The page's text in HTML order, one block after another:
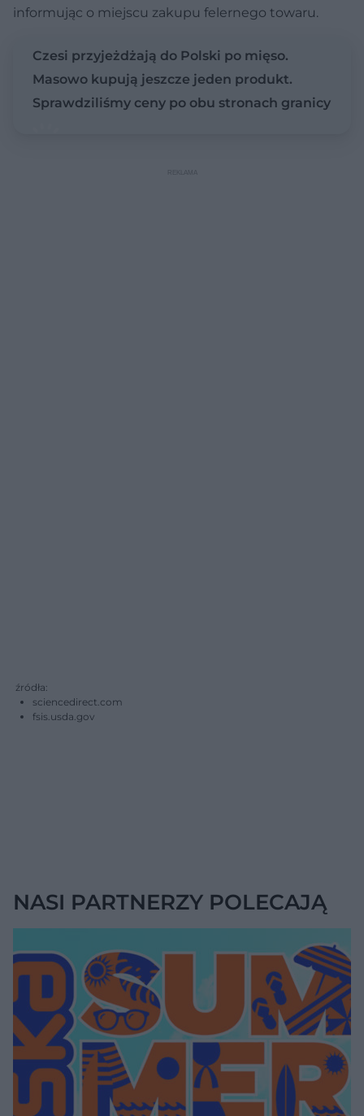
informując o miejscu zakupu felernego towaru.
Czesi przyjeżdżają do Polski po mięso.
Masowo kupują jeszcze jeden produkt.
Sprawdziliśmy ceny po obu stronach granicy
źródła:
sciencedirect.com
fsis.usda.gov
NASI PARTNERZY POLECAJĄ